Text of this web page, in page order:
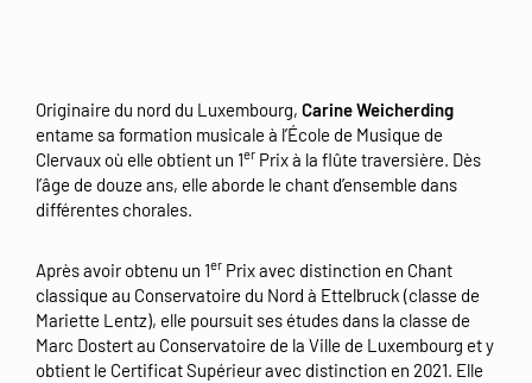
Originaire du nord du Luxembourg, Carine Weicherding
entame sa formation musicale à l’École de Musique de
Clervaux où elle obtient un 1er Prix à la flûte traversière. Dès
l’âge de douze ans, elle aborde le chant d’ensemble dans
différentes chorales.
Après avoir obtenu un 1er Prix avec distinction en Chant
classique au Conservatoire du Nord à Ettelbruck (classe de
Mariette Lentz), elle poursuit ses études dans la classe de
Marc Dostert au Conservatoire de la Ville de Luxembourg et y
obtient le Certificat Supérieur avec distinction en 2021. Elle